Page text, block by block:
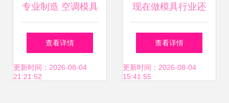
专业制造 空调模具
塑料模具 塑胶模具
加工 黄岩空调注塑
查看详情
更新时间：2026-08-04
21:21:52
现在做模具行业还
有前途吗 未来模具
的发展趋势分析
查看详情
更新时间：2026-08-04
15:41:55